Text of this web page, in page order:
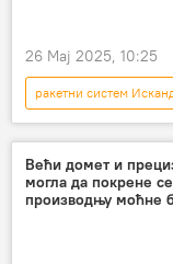
26 Мај 2025, 10:25
ракетни систем
Специјална операција
Специјална војна
Украјина
Већи домет и
могла да покрене
производњу моћне